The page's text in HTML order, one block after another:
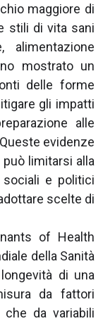
maggiore di
stili di vita sani
mostrato un
delle forme
gli impatti
alle
evidenze
limitarsi alla
sociali e politici
scelte di
of Health
della Sanità
di una
da fattori
da variabili